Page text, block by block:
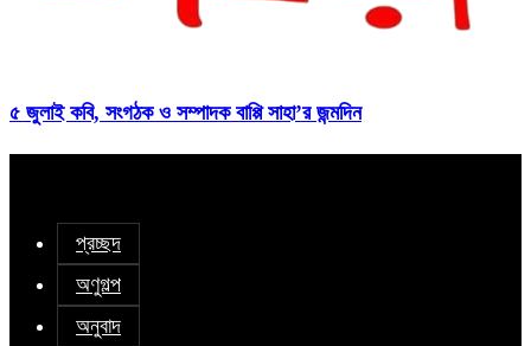
৫ জুলাই কবি, সংগঠক ও সম্পাদক বাপ্পি সাহা’র জন্মদিন
প্রচ্ছদ
অণুগল্প
অনুবাদ